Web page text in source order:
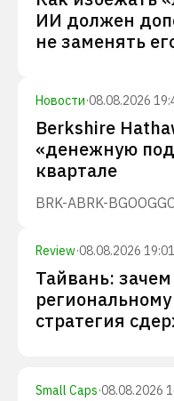
ИИ должен
не заменять
Новости·08.08.2026
Berkshire
«денежную
квартале
BRK-ABRK-BGOOG
Review·08.08.2026 19:01
Тайвань:
стратегия
Small Caps·08.08.2026